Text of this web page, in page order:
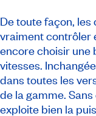
De toute façon,
vraiment contrôler
encore choisir une
vitesses.
dans toutes les
de la gamme.
exploite bien la